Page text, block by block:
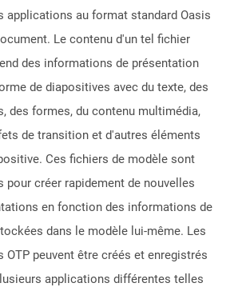
applications au format standard Oasis
Le contenu d'un tel fichier
des informations de présentation
de diapositives avec du texte, des
des formes, du contenu multimédia,
de transition et d'autres éléments
Ces fichiers de modèle sont
pour créer rapidement de nouvelles
en fonction des informations de
dans le modèle lui-même. Les
OTP peuvent être créés et enregistrés
applications différentes telles